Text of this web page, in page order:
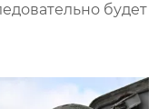
будет